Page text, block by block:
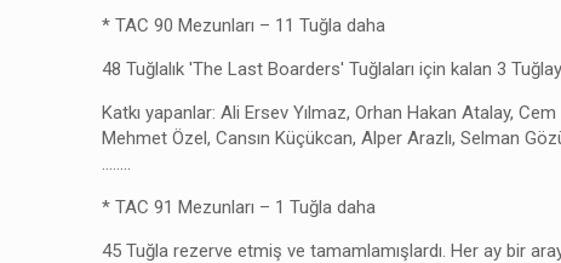
* TAC 90 Mezunları – 11 Tuğla daha
48 Tuğlalık 'The Last Boarders' Tuğlaları için kalan 3
Katkı yapanlar: Ali Ersev Yılmaz, Orhan Hakan Atalay,
Mehmet Özel, Cansın Küçükcan, Alper Arazlı, Selman
……..
* TAC 91 Mezunları – 1 Tuğla daha
45 Tuğla rezerve etmiş ve tamamlamışlardı. Her ay bir